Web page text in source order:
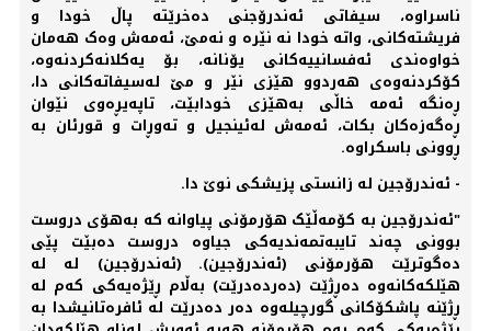
ناسراوە، سیفاتی ئەندرۆجنی دەخرێتە پاڵ خودا و
فریشتەکانی، واتە خودا نە نێرە و نەمێ، ئەمەش وەک هەمان
خواوەندی ئەفسانییەکانی یۆنانە، بۆ یەکلانەکردنەوە،
کۆکردنەوەی هەردوو هێزی نێر و مێ لەسیفاتەکانی دا،
ڕەنگە ئەمە خاڵی بەهێزی خودابێت، تاپەیڕەوی نێوان
ڕەگەزەکان بکات، ئەمەش لەئینجیل و تەوڕات و قورئان بە
ڕوونی باسکراوە.
- ئەندرۆجین لە زانستی پزیشکی نوێ دا.
"ئەندرۆجین بە کۆمەڵێک هۆرمۆنی پیاوانە کە بەهۆی دروست
بوونی چەند تایبەتمەندیەکی جیاوە دروست دەبێت پێی
دەگوترێت هۆرمۆنی (ئەندرۆجین). (ئەندرۆجین) لە لە
هێلکەکانەوە دەڕژێت (دەردەدرێت) بەڵام ڕێژەیەکی کەم لە
ڕژێنە پاشکۆکانی گورچیلەوە دەر دەدرێت لە ئافرەتانیشدا بە